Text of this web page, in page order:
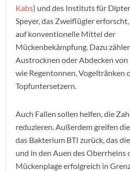
Kabs) und des Instituts für
Speyer, das Zweiflügler
auf konventionelle Mittel der
Mückenbekämpfung. Dazu
Austrocknen oder Abdecken
wie Regentonnen, Vogeltränken
Topfuntersetzern.
Auch Fallen sollen helfen, die
reduzieren. Außerdem greifen
das Bakterium BTI zurück, das
und in den Auen des Oberrheins
Mückenplage erfolgreich in